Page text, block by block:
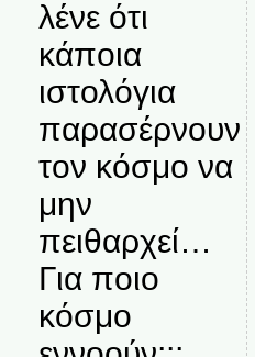
λένε ότι
κάποια
ιστολόγια
παρασέρνουν
τον κόσμο να
μην
πειθαρχεί…
Για ποιο
κόσμο